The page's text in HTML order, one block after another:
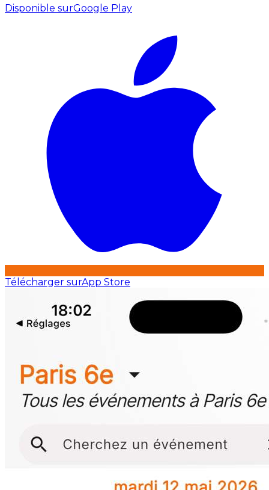
Disponible surGoogle Play
Télécharger surApp Store